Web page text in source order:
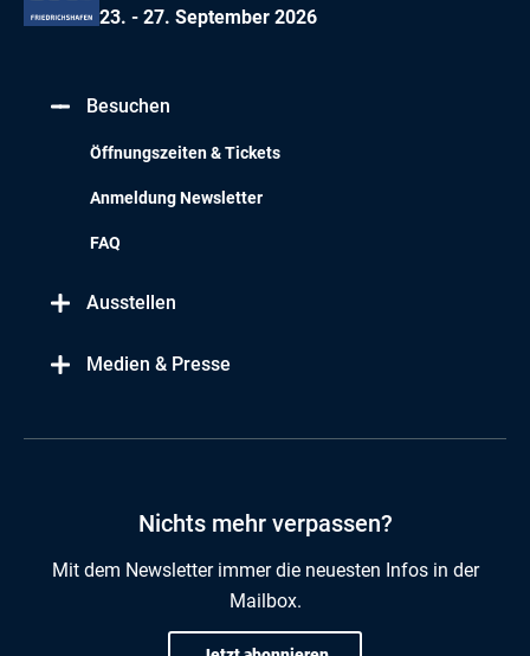
23. - 27. September 2026
Besuchen
Öffnungszeiten & Tickets
Anmeldung Newsletter
FAQ
Ausstellen
Medien & Presse
Nichts mehr verpassen?
Mit dem Newsletter immer die neuesten Infos in der
Mailbox.